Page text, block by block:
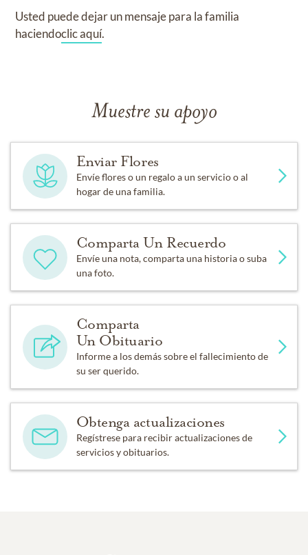
Usted puede dejar un mensaje para la familia
haciendoclic aquí.
Muestre su apoyo
Enviar Flores
Envíe flores o un regalo a un servicio o al
hogar de una familia.
Comparta Un Recuerdo
Envíe una nota, comparta una historia o suba
una foto.
Comparta
Un Obituario
Informe a los demás sobre el fallecimiento de
su ser querido.
Obtenga actualizaciones
Regístrese para recibir actualizaciones de
servicios y obituarios.